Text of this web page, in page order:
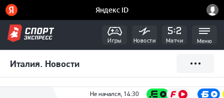
Игры Новости Матчи Меню
Италия. Новости
Не начался, 14:30